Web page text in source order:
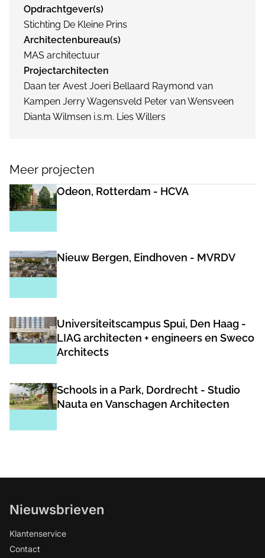
Opdrachtgever(s)
Stichting De Kleine Prins
Architectenbureau(s)
MAS architectuur
Projectarchitecten
Daan ter Avest Joeri Bellaard Raymond van
Kampen Jerry Wagensveld Peter van Wensveen
Dianta Wilmsen i.s.m. Lies Willers
Meer projecten
Odeon, Rotterdam - HCVA
Nieuw Bergen, Eindhoven - MVRDV
Universiteitscampus Spui, Den Haag -
LIAG architecten + engineers en Sweco
Architects
Schools in a Park, Dordrecht - Studio
Nauta en Vanschagen Architecten
Nieuwsbrieven
Klantenservice
Contact